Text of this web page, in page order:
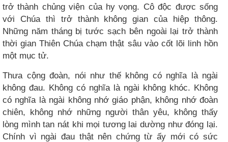
trở thành chủng viện của hy vọng. Cô độc được sống
với Chúa thì trở thành không gian của hiệp thông.
Những năm tháng bị tước sạch bên ngoài lại trở thành
thời gian Thiên Chúa chạm thật sâu vào cốt lõi linh hồn
một mục tử.
Thưa cộng đoàn, nói như thế không có nghĩa là ngài
không đau. Không có nghĩa là ngài không khóc. Không
có nghĩa là ngài không nhớ giáo phận, không nhớ đoàn
chiên, không nhớ những người thân yêu, không thấy
lòng mình tan nát khi mọi tương lai dường như đóng lại.
Chính vì ngài đau thật nên chứng từ ấy mới có sức